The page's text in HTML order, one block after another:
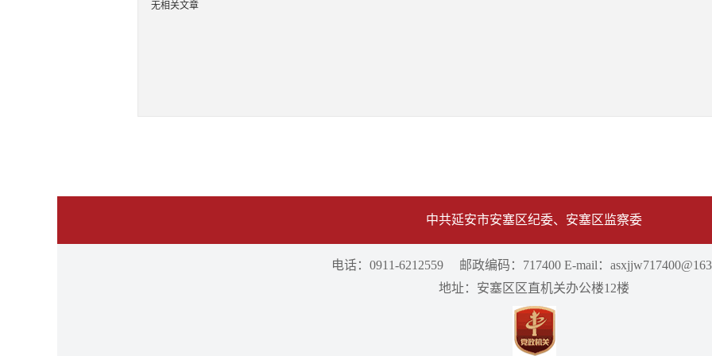
无相关文章
中共延安市安塞区纪委、安塞区监察委
电话：0911-6212559 邮政编码：717400 E-mail：
地址：安塞区区直机关办公楼12楼